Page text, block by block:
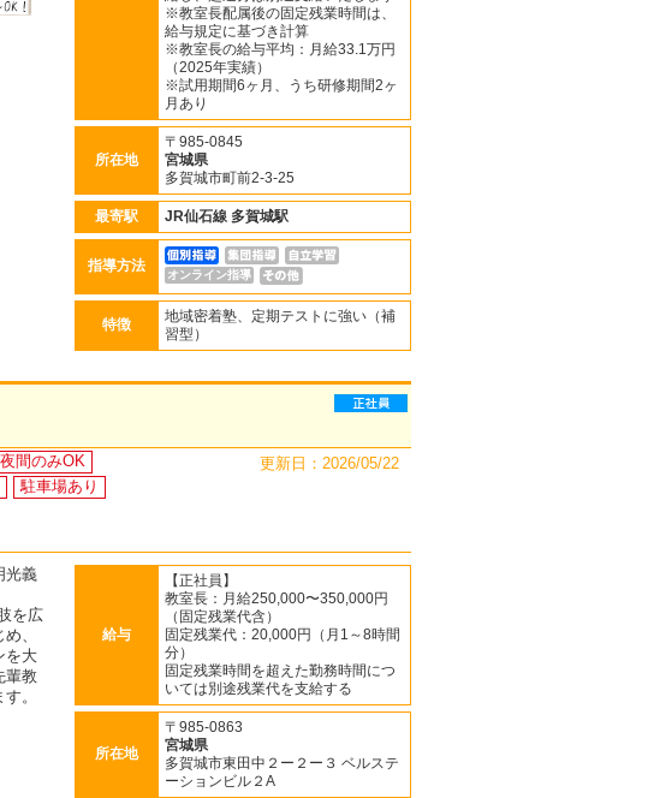
※教室長配属後の固定残業時間は、
給与規定に基づき計算
※教室長の給与平均：月給33.1万円
（2025年実績）
※試用期間6ヶ月、うち研修期間2ヶ
月あり
所在地
〒985-0845
宮城県
多賀城市町前2-3-25
最寄駅 JR仙石線 多賀城駅
指導方法
オンライン指導
特徴
地域密着塾、定期テストに強い（補
習型）
夜間のみOK
駐車場あり
更新日：2026/05/22
光義
を広
、
を大
輩教
。
給与
【正社員】
教室長：月給250,000〜350,000円
（固定残業代含）
固定残業代：20,000円（月1～8時間
分）
固定残業時間を超えた勤務時間につ
いては別途残業代を支給する
所在地
〒985-0863
宮城県
多賀城市東田中２ー２ー３ ベルステ
ーションビル２A